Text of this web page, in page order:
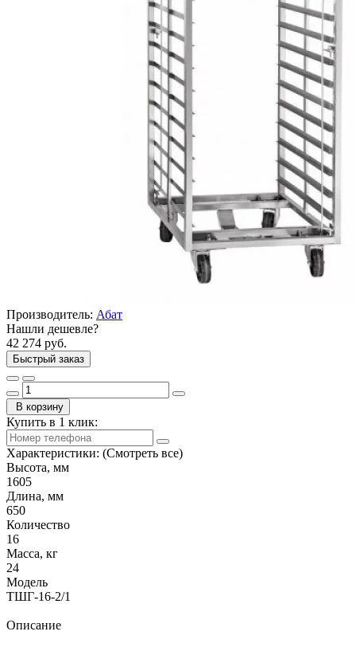
Производитель: Абат
Нашли дешевле?
42 274 руб.
Быстрый заказ
В корзину
Купить в 1 клик:
Характеристики: (Смотреть все)
Высота, мм
1605
Длина, мм
650
Количество
16
Масса, кг
24
Модель
ТШГ-16-2/1
Описание